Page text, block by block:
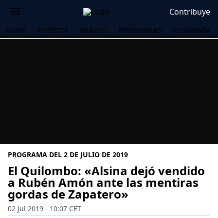
Contribuye
HOME POLÍTICA MUNDO PERIODISMO ECONOMÍA
PROGRAMA DEL 2 DE JULIO DE 2019
El Quilombo: «Alsina dejó vendido
a Rubén Amón ante las mentiras
gordas de Zapatero»
02 Jul 2019 - 10:07 CET